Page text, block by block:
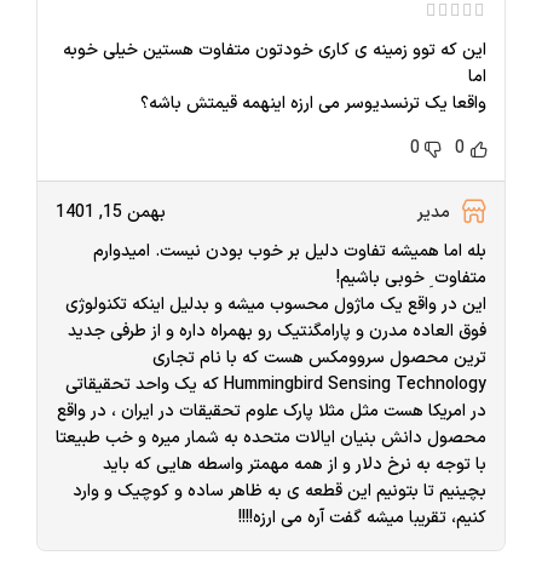
این که توو زمینه ی کاری خودتون متفاوت هستین خیلی خوبه
اما
واقعا یک ترنسدیوسر می ارزه اینهمه قیمتش باشه؟
0
0
مدیر
بهمن 15, 1401
بله اما همیشه تفاوت دلیل بر خوب بودن نیست. امیدوارم
متفاوت ِ خوبی باشیم!
این در واقع یک ماژول محسوب میشه و بدلیل اینکه تکنولوژی
فوق العاده مدرن و پارامگنتیک رو بهمراه داره و از طرفی جدید
ترین محصول سروومکس هست که با نام تجاری
Hummingbird Sensing Technology که یک واحد تحقیقاتی
در امریکا هست مثل مثلا پارک علوم تحقیقات در ایران ، در واقع
محصول دانش بنیان ایالات متحده به شمار میره و خب طبیعتا
با توجه به نرخ دلار و از همه مهمتر واسطه هایی که باید
بچینیم تا بتونیم این قطعه ی به ظاهر ساده و کوچیک و وارد
کنیم، تقریبا میشه گفت آره می ارزه!!!!